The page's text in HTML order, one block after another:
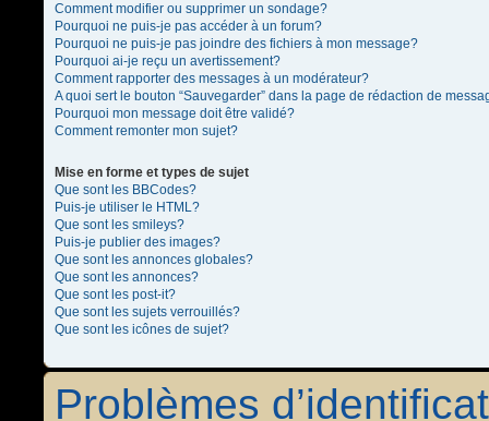
Comment modifier ou supprimer un sondage?
Pourquoi ne puis-je pas accéder à un forum?
Pourquoi ne puis-je pas joindre des fichiers à mon message?
Pourquoi ai-je reçu un avertissement?
Comment rapporter des messages à un modérateur?
A quoi sert le bouton “Sauvegarder” dans la page de rédaction de
Pourquoi mon message doit être validé?
Comment remonter mon sujet?
Mise en forme et types de sujet
Que sont les BBCodes?
Puis-je utiliser le HTML?
Que sont les smileys?
Puis-je publier des images?
Que sont les annonces globales?
Que sont les annonces?
Que sont les post-it?
Que sont les sujets verrouillés?
Que sont les icônes de sujet?
Problèmes